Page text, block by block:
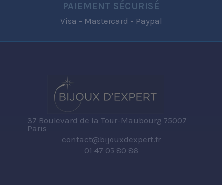
PAIEMENT SÉCURISÉ
Visa - Mastercard - Paypal
37 Boulevard de la Tour-Maubourg 75007
Paris
contact@bijouxdexpert.fr
01 47 05 80 86